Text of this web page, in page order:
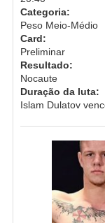
Categoria:
Peso Meio-Médio
Card:
Preliminar
Resultado:
Nocaute
Duração da luta:
Islam Dulatov